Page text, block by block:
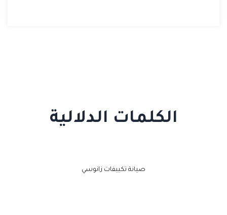
الكلمات الدلالية
صيانة تكييفات زانوسي